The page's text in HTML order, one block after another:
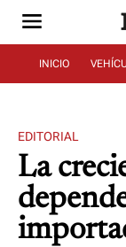
INICIO
EDITORIAL
La